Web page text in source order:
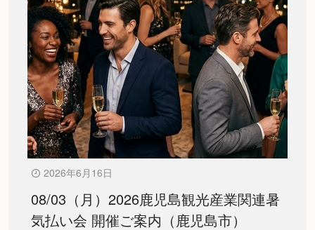
2026年6月16日
08/03（月）2026鹿児島観光産業関連暑
気払い会 開催ご案内（鹿児島市）